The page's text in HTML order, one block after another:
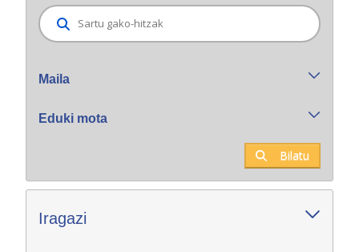
Maila
Eduki mota
Bilatu
Iragazi